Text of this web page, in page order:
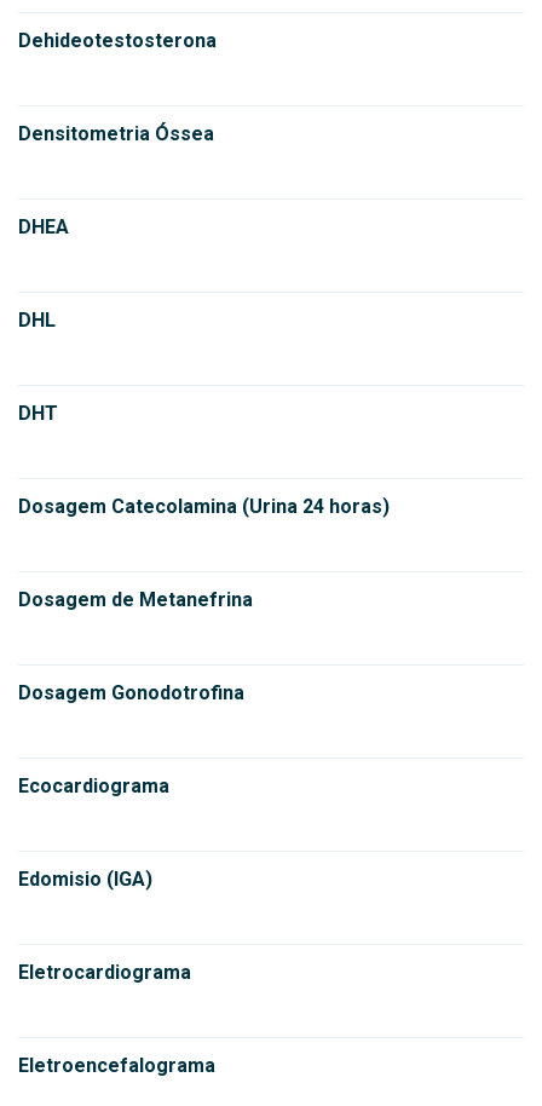
Dehideotestosterona
Densitometria Óssea
DHEA
DHL
DHT
Dosagem Catecolamina (Urina 24 horas)
Dosagem de Metanefrina
Dosagem Gonodotrofina
Ecocardiograma
Edomisio (IGA)
Eletrocardiograma
Eletroencefalograma